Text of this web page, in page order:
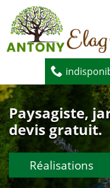
Paysagiste,
devis gratuit.
Réalisations